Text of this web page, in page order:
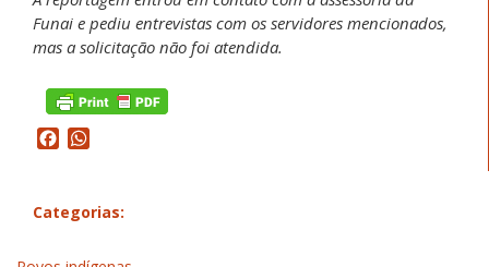
Funai e pediu entrevistas com os servidores mencionados,
mas a solicitação não foi atendida.
Facebook
Categorias: